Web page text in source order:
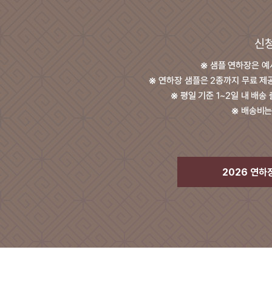
2026 연하